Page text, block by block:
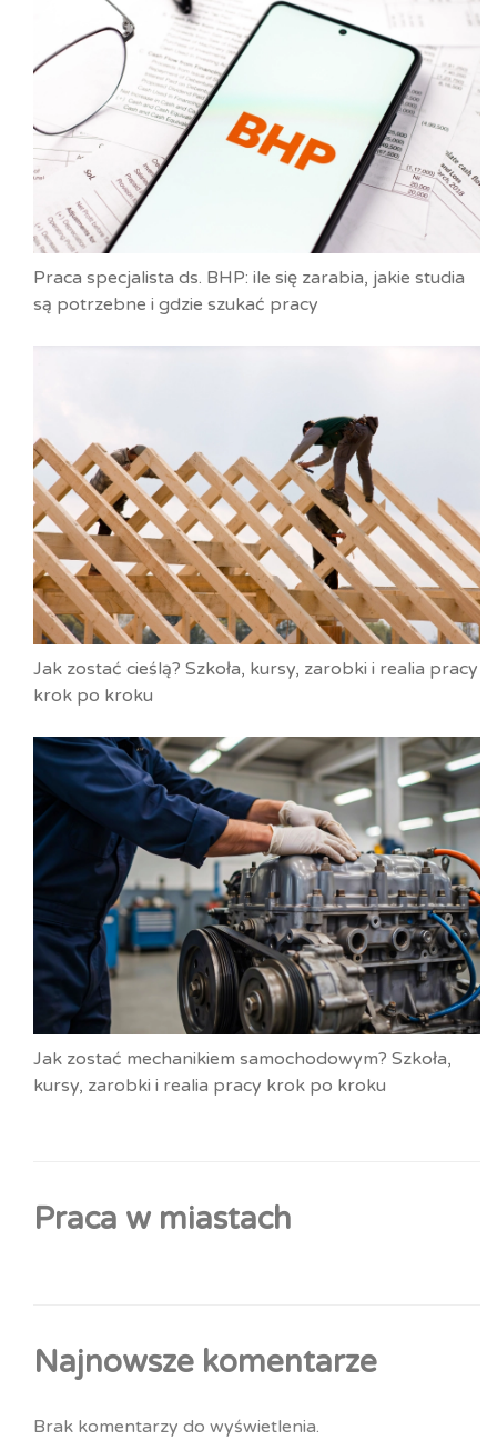
Praca specjalista ds. BHP: ile się zarabia, jakie studia
są potrzebne i gdzie szukać pracy
Jak zostać cieślą? Szkoła, kursy, zarobki i realia pracy
krok po kroku
Jak zostać mechanikiem samochodowym? Szkoła,
kursy, zarobki i realia pracy krok po kroku
Praca w miastach
Najnowsze komentarze
Brak komentarzy do wyświetlenia.